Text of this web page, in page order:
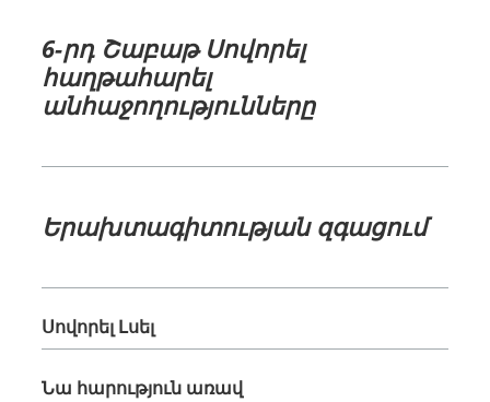
6-րդ Շաբաթ Սովորել
հաղթահարել
անհաջողությունները
Երախտագիտության զգացում
Սովորել Լսել
Նա հարություն առավ